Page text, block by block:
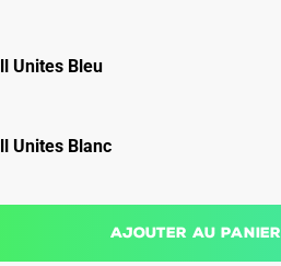
Unites Bleu
Unites Blanc
Ajouter au panier